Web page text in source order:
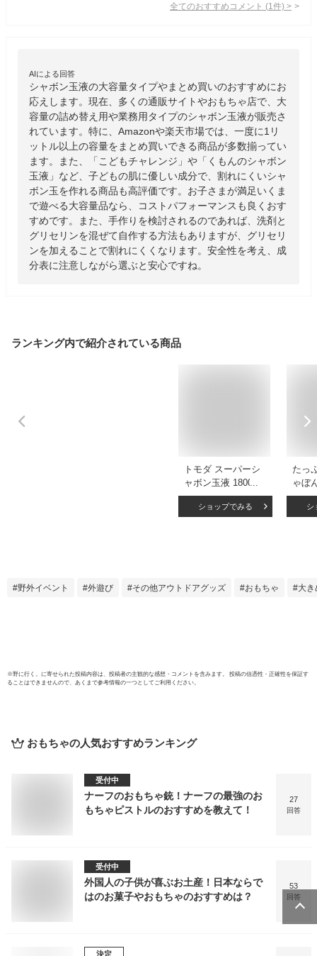
全てのおすすめコメント (1 件) >
AIによる回答
シャボン玉液の大容量タイプやまとめ買いのおすすめにお
応えします。現在、多くの通販サイトやおもちゃ店で、大
容量の詰め替え用や業務用タイプのシャボン玉液が販売さ
れています。特に、Amazonや楽天市場では、一度に1リ
ットル以上の容量をまとめ買いできる商品が多数揃ってい
ます。また、「こどもチャレンジ」や「くもんのシャボン
玉液」など、子どもの肌に優しい成分で、割れにくいシャ
ボン玉を作れる商品も高評価です。お子さまが満足いくま
で遊べる大容量品なら、コストパフォーマンスも良くおす
すめです。また、手作りを検討されるのであれば、洗剤と
グリセリンを混ぜて自作する方法もありますが、グリセリ
ンを加えることで割れにくくなります。安全性を考え、成
分表に注意しながら選ぶと安心ですね。
ランキング内で紹介されている商品
トモダ スーパーシ
ャボン玉液 1800ml
{ 景品玩具 }{ 補充液
補充 日本製 シャボ
ショップでみる
たっ
ゃぼ
ャボ
シ
野外イベント 外遊び その他アウトドアグッズ おもちゃ 大き
※野に行く。 に寄せられた投稿内容は、投稿者の主観的な感想・コメントを含みます。 投稿の信憑性・正確性を保証す
ることはできませんので、あくまで参考情報の一つとしてご利用ください。
おもちゃの人気おすすめランキング
受付中
ナーフのおもちゃ銃！ナーフの最強のお
もちゃピストルのおすすめを教えて！
27
回答
受付中
外国人の子供が喜ぶお土産！日本ならで
はのお菓子やおもちゃのおすすめは？
53
回答
決定